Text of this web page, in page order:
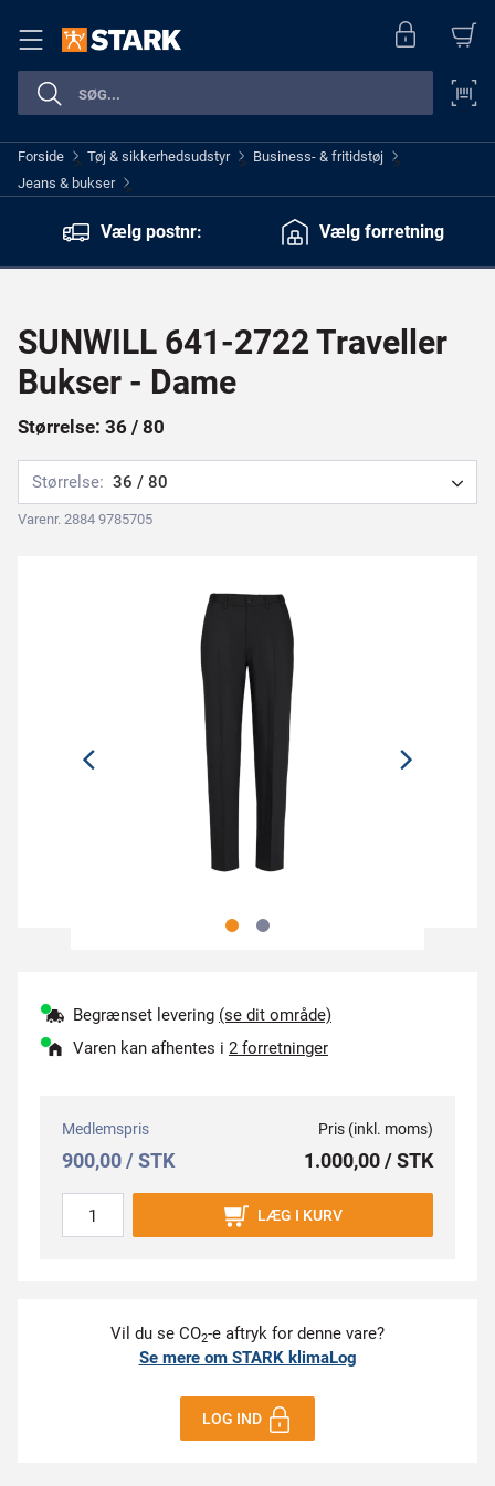
Forside > Tøj & sikkerhedsudstyr > Business- & fritidstøj >
Jeans & bukser >
Vælg postnr:
Vælg forretning
SUNWILL 641-2722 Traveller
Bukser - Dame
Størrelse: 36 / 80
Størrelse: 36 / 80
Varenr. 2884 9785705
Begrænset levering (se dit område)
Varen kan afhentes i 2 forretninger
Medlemspris
900,00 / STK
Pris (inkl. moms)
1.000,00 / STK
LÆG I KURV
Vil du se CO2-e aftryk for denne vare?
Se mere om STARK klimaLog
LOG IND